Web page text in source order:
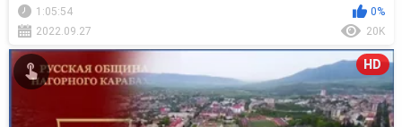
1:05:54
0%
2022.09.27
20K
HD